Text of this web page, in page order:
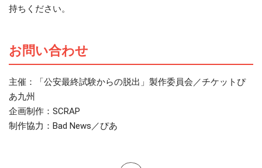
持ちください。
お問い合わせ
主催：「公安最終試験からの脱出」製作委員会／チケットぴ
あ九州
企画制作：SCRAP
制作協力：Bad News／ぴあ